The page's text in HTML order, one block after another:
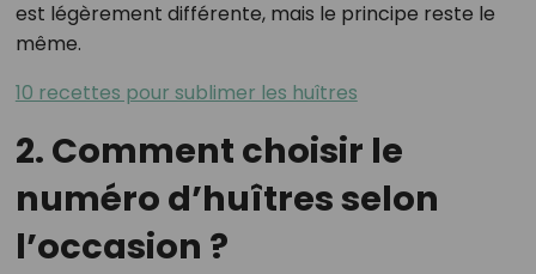
est légèrement différente, mais le principe reste le
même.
10 recettes pour sublimer les huîtres
2. Comment choisir le
numéro d’huîtres selon
l’occasion ?